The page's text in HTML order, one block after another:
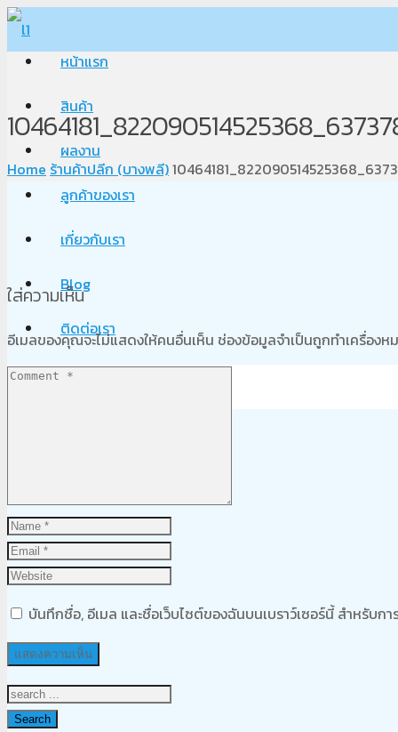
หน้าแรก
สินค้า
ผลงาน
ลูกค้าของเรา
เกี่ยวกับเรา
Blog
ติดต่อเรา
Home ร้านค้าปลีก (บางพลี)
ใส่ความเห็น
อีเมลของคุณจะไม่แสดงให้คนอื่นเห็น ช่องข้อมูลจำเป็นถูกทำเครื่องห
บันทึกชื่อ, อีเมล และชื่อเว็บไซต์ของฉันบนเบราว์เซอร์นี้ สำหรับก
Search